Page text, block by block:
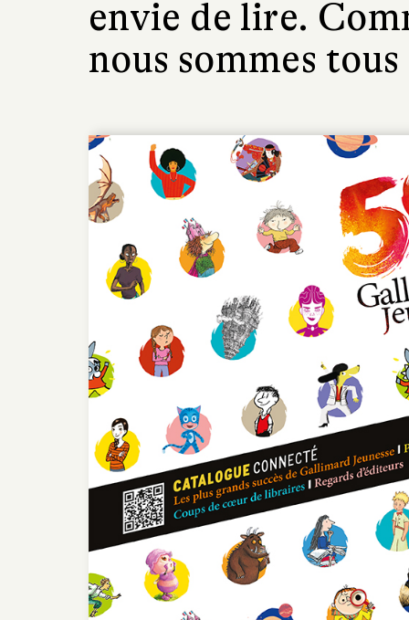
envie de lire.
nous sommes tous